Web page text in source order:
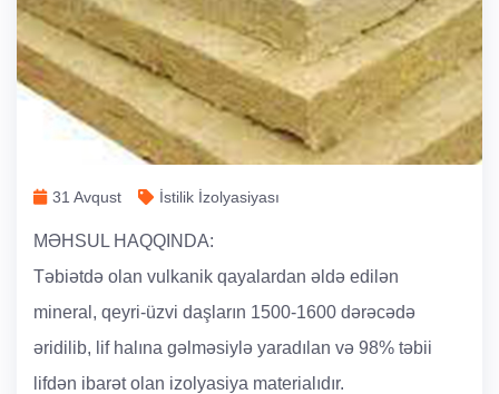
31 Avqust İstilik İzolyasiyası
MƏHSUL HAQQINDA:
Təbiətdə olan vulkanik qayalardan əldə edilən
mineral, qeyri-üzvi daşların 1500-1600 dərəcədə
əridilib, lif halına gəlməsiylə yaradılan və 98% təbii
lifdən ibarət olan izolyasiya materialıdır.